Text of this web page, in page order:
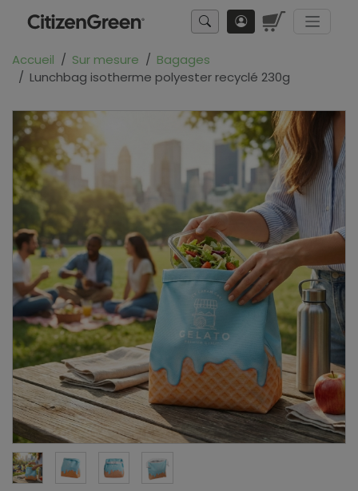
Accueil Sur mesure
Bagages
Lunchbag isotherme polyester recyclé 230g